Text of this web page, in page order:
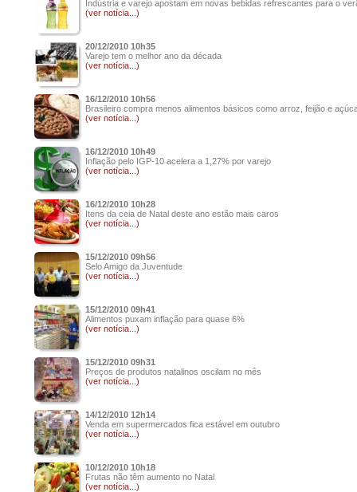
Indústria e varejo apostam em novas bebidas refrescantes para o
(ver notícia...)
20/12/2010 10h35
Varejo tem o melhor ano da década
(ver notícia...)
16/12/2010 10h56
Brasileiro compra menos alimentos básicos como arroz, feijão e
(ver notícia...)
16/12/2010 10h49
Inflação pelo IGP-10 acelera a 1,27% por varejo
(ver notícia...)
16/12/2010 10h28
Itens da ceia de Natal deste ano estão mais caros
(ver notícia...)
15/12/2010 09h56
Selo Amigo da Juventude
(ver notícia...)
15/12/2010 09h41
Alimentos puxam inflação para quase 6%
(ver notícia...)
15/12/2010 09h31
Preços de produtos natalinos oscilam no mês
(ver notícia...)
14/12/2010 12h14
Venda em supermercados fica estável em outubro
(ver notícia...)
10/12/2010 10h18
Frutas não têm aumento no Natal
(ver notícia...)